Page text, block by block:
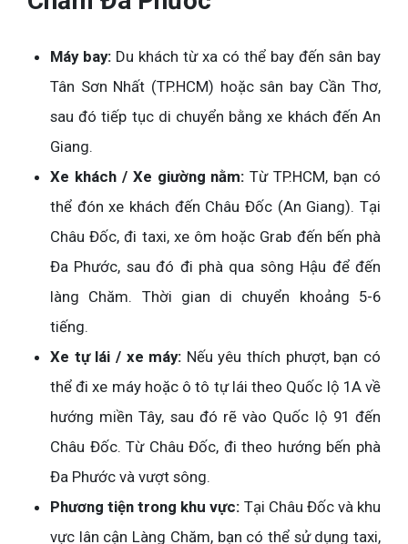
Máy bay: Du khách từ xa có thể bay đến sân bay
Tân Sơn Nhất (TP.HCM) hoặc sân bay Cần Thơ,
sau đó tiếp tục di chuyển bằng xe khách đến An
Giang.
Xe khách / Xe giường nằm: Từ TP.HCM, bạn có
thể đón xe khách đến Châu Đốc (An Giang). Tại
Châu Đốc, đi taxi, xe ôm hoặc Grab đến bến phà
Đa Phước, sau đó đi phà qua sông Hậu để đến
làng Chăm. Thời gian di chuyển khoảng 5-6
tiếng.
Xe tự lái / xe máy: Nếu yêu thích phượt, bạn có
thể đi xe máy hoặc ô tô tự lái theo Quốc lộ 1A về
hướng miền Tây, sau đó rẽ vào Quốc lộ 91 đến
Châu Đốc. Từ Châu Đốc, đi theo hướng bến phà
Đa Phước và vượt sông.
Phương tiện trong khu vực: Tại Châu Đốc và khu
vực lân cận Làng Chăm, bạn có thể sử dụng taxi,